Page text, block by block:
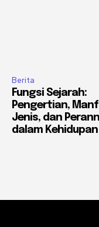
Berita
Fungsi Sejarah:
Pengertian,
Jenis, dan
dalam Kehidupan